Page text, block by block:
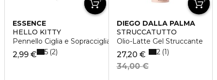
ESSENCE
HELLO KITTY
Pennello Ciglia e Sopracciglia
2,99 € 5 2
DIEGO DALLA PALMA
STRUCCATUTTO
Olio-Latte Gel Struccante
27,20 €
34,00 €
2 1